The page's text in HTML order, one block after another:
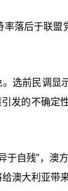
落后于联
选前民调显
发的不确定
于自残”，澳
澳大利亚带